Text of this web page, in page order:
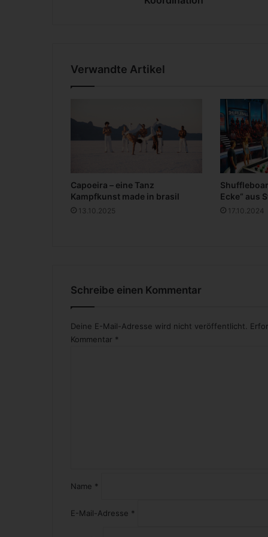
u
s
d
K
o
a
o
n
Verwandte Artikel
Capoeira – eine Tanz
Kampfkunst made in brasil
13.10.2025
Ecke“ aus
17.10.2024
Schreibe einen Kommentar
Deine E-Mail-Adresse wird nicht veröffentlicht.
Kommentar *
Name *
E-Mail-Adresse *